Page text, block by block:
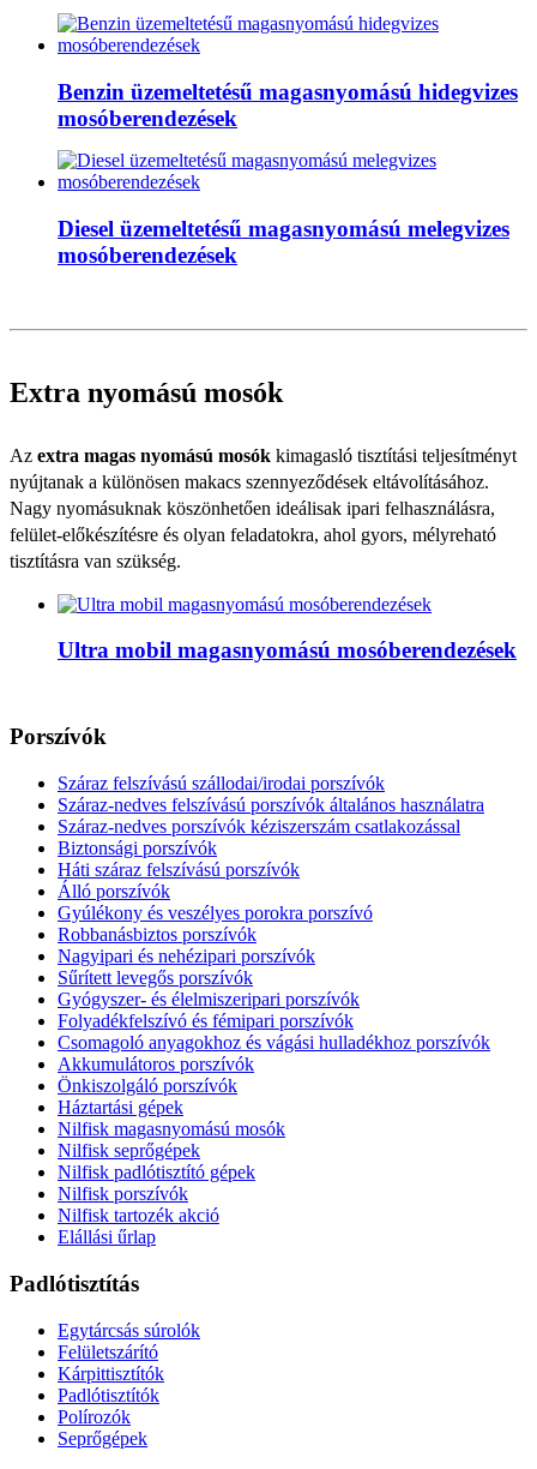
Benzin üzemeltetésű magasnyomású hidegvizes
mosóberendezések
Diesel üzemeltetésű magasnyomású melegvizes
mosóberendezések
Extra nyomású mosók
Az extra magas nyomású mosók kimagasló tisztítási teljesítményt
nyújtanak a különösen makacs szennyeződések eltávolításához.
Nagy nyomásuknak köszönhetően ideálisak ipari felhasználásra,
felület-előkészítésre és olyan feladatokra, ahol gyors, mélyreható
tisztításra van szükség.
Ultra mobil magasnyomású mosóberendezések
Porszívók
Száraz felszívású szállodai/irodai porszívók
Száraz-nedves felszívású porszívók általános használatra
Száraz-nedves porszívók kéziszerszám csatlakozással
Biztonsági porszívók
Háti száraz felszívású porszívók
Álló porszívók
Gyúlékony és veszélyes porokra porszívó
Robbanásbiztos porszívók
Nagyipari és nehézipari porszívók
Sűrített levegős porszívók
Gyógyszer- és élelmiszeripari porszívók
Folyadékfelszívó és fémipari porszívók
Csomagoló anyagokhoz és vágási hulladékhoz porszívók
Akkumulátoros porszívók
Önkiszolgáló porszívók
Háztartási gépek
Nilfisk magasnyomású mosók
Nilfisk seprőgépek
Nilfisk padlótisztító gépek
Nilfisk porszívók
Nilfisk tartozék akció
Elállási űrlap
Padlótisztítás
Egytárcsás súrolók
Felületszárító
Kárpittisztítók
Padlótisztítók
Polírozók
Seprőgépek